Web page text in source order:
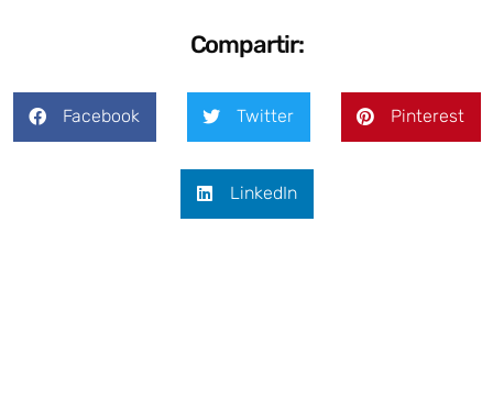
Compartir:
Facebook Twitter Pinterest
LinkedIn